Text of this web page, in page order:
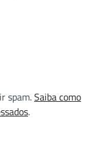
spam.Saiba como
.